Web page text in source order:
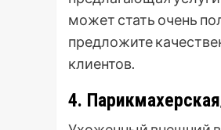
может стать очень
предложите
клиентов.
4.